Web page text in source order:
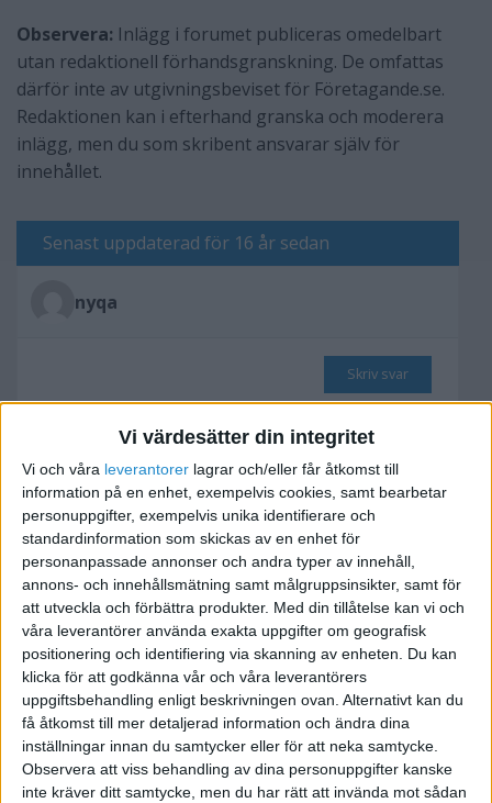
Vi värdesätter din integritet
Vi och våra leverantorer lagrar och/eller får åtkomst till
information på en enhet, exempelvis cookies, samt bearbetar
personuppgifter, exempelvis unika identifierare och
standardinformation som skickas av en enhet för
personanpassade annonser och andra typer av innehåll,
annons- och innehållsmätning samt målgruppsinsikter, samt för
att utveckla och förbättra produkter. Med din tillåtelse kan vi och
våra leverantörer använda exakta uppgifter om geografisk
positionering och identifiering via skanning av enheten. Du kan
klicka för att godkänna vår och våra leverantörers
uppgiftsbehandling enligt beskrivningen ovan. Alternativt kan du
få åtkomst till mer detaljerad information och ändra dina
inställningar innan du samtycker eller för att neka samtycke.
Observera att viss behandling av dina personuppgifter kanske
inte kräver ditt samtycke, men du har rätt att invända mot sådan
Observera: Inlägg i forumet publiceras omedelbart
utan redaktionell förhandsgranskning. De omfattas
därför inte av utgivningsbeviset för Företagande.se.
Redaktionen kan i efterhand granska och moderera
inlägg, men du som skribent ansvarar själv för
innehållet.
Senast uppdaterad för 16 år sedan
nyqa
Skriv svar
När startade mitt
Räkenskapsår?
2009-12-26 16:16
Konstigt som det låter så har jag glömt bort
startdatumet för mitt räkenskapsår.
Jag har fock min F-skatt och moms registrerad
f.o.m 6 Oktober 2009 och jag vet att jag satt
slutdatum till 31 December 2010.
Blir 6 Oktober mitt startdatum då?